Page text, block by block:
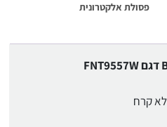
פסולת אלקטרונית